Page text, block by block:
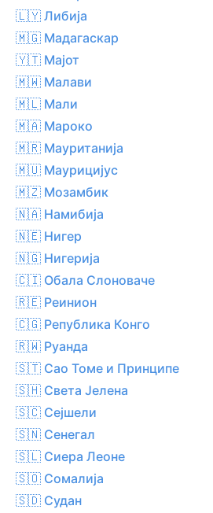
🇱🇾 Либија
🇲🇬 Мадагаскар
🇾🇹 Мајот
🇲🇼 Малави
🇲🇱 Мали
🇲🇦 Мароко
🇲🇷 Мауританија
🇲🇺 Маурицијус
🇲🇿 Мозамбик
🇳🇦 Намибија
🇳🇪 Нигер
🇳🇬 Нигерија
🇨🇮 Обала Слоноваче
🇷🇪 Реинион
🇨🇬 Република Конго
🇷🇼 Руанда
🇸🇹 Сао Томе и Принципе
🇸🇭 Света Јелена
🇸🇨 Сејшели
🇸🇳 Сенегал
🇸🇱 Сиера Леоне
🇸🇴 Сомалија
🇸🇩 Судан